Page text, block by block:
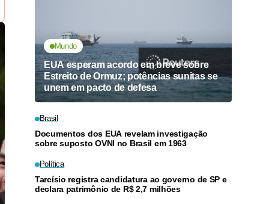
Mundo
EUA esperam acordo em breve sobre
Estreito de Ormuz; potências sunitas se
unem em pacto de defesa
Brasil
Documentos dos EUA revelam investigação
sobre suposto OVNI no Brasil em 1963
Política
Tarcísio registra candidatura ao governo de SP e
declara patrimônio de R$ 2,7 milhões